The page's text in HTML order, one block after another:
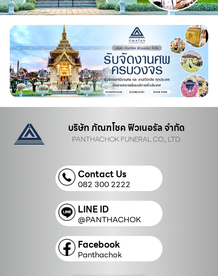
บริษัท ภัณฑโชค ฟิวเนอรัล จำกัด
PANTHACHOK FUNERAL CO., LTD.
Contact Us
082 300 2222
LINE ID
@PANTHACHOK
Facebook
Panthachok